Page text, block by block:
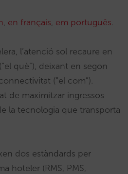
, en français, em português.
l’atenció sol recaure en
què”), deixant en segon
(“el com”).
de maximitzar ingressos
la tecnologia que transporta
dos estàndards per
hoteler (RMS, PMS,